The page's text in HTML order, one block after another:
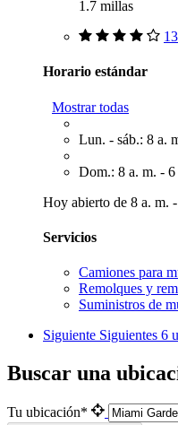
1.7 millas
Horario estándar
Mostrar todas
Lun. - sáb.: 8 a.
Dom.: 8 a. m. - 6
Hoy abierto de 8 a. m.
Servicios
Camiones para
Remolques y
Suministros de
Siguiente Siguientes 6
Buscar una
Tu ubicación*